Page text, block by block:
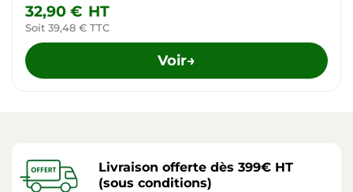
32,90 € HT
Soit 39,48 € TTC
Voir→
Livraison offerte dès 399€ HT
(sous conditions)